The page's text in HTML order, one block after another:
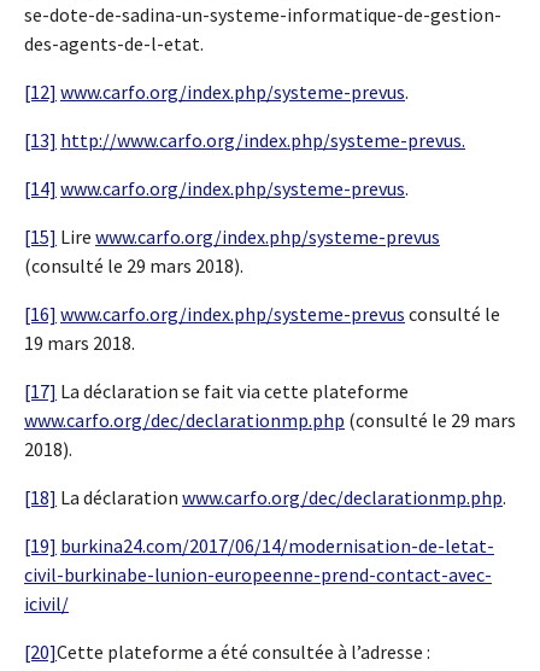
se-dote-de-sadina-un-systeme-informatique-de-gestion-
des-agents-de-l-etat.
[12] www.carfo.org/index.php/systeme-prevus.
[13] http://www.carfo.org/index.php/systeme-prevus.
[14] www.carfo.org/index.php/systeme-prevus.
[15] Lire www.carfo.org/index.php/systeme-prevus
(consulté le 29 mars 2018).
[16] www.carfo.org/index.php/systeme-prevus consulté le
19 mars 2018.
[17] La déclaration se fait via cette plateforme
www.carfo.org/dec/declarationmp.php (consulté le 29 mars
2018).
[18] La déclaration www.carfo.org/dec/declarationmp.php.
[19] burkina24.com/2017/06/14/modernisation-de-letat-
civil-burkinabe-lunion-europeenne-prend-contact-avec-
icivil/
[20]Cette plateforme a été consultée à l’adresse :